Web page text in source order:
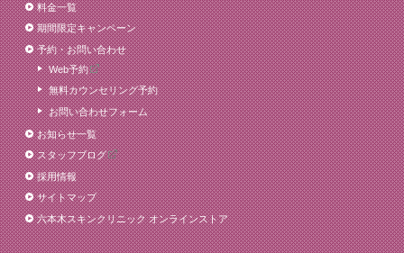
料金一覧
期間限定キャンペーン
予約・お問い合わせ
Web予約
無料カウンセリング予約
お問い合わせフォーム
お知らせ一覧
スタッフブログ
採用情報
サイトマップ
六本木スキンクリニック オンラインストア